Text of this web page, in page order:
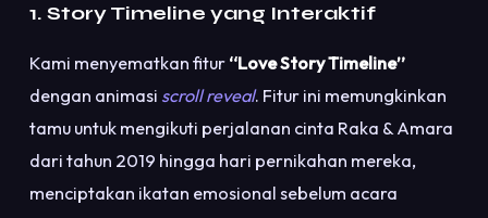
1. Story Timeline yang Interaktif
Kami menyematkan fitur “Love Story Timeline”
dengan animasi scroll reveal. Fitur ini memungkinkan
tamu untuk mengikuti perjalanan cinta Raka & Amara
dari tahun 2019 hingga hari pernikahan mereka,
menciptakan ikatan emosional sebelum acara